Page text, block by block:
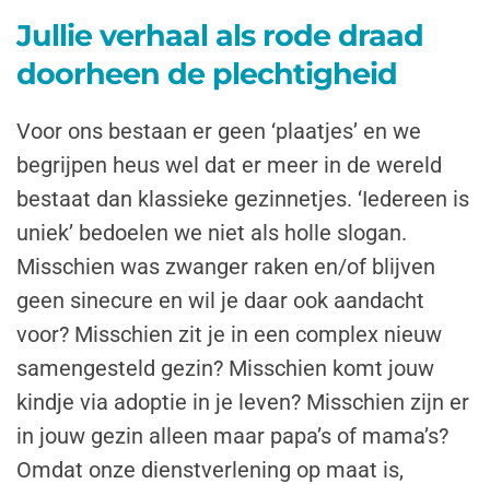
Jullie verhaal als rode draad
doorheen de plechtigheid
Voor ons bestaan er geen ‘plaatjes’ en we
begrijpen heus wel dat er meer in de wereld
bestaat dan klassieke gezinnetjes. ‘Iedereen is
uniek’ bedoelen we niet als holle slogan.
Misschien was zwanger raken en/of blijven
geen sinecure en wil je daar ook aandacht
voor? Misschien zit je in een complex nieuw
samengesteld gezin? Misschien komt jouw
kindje via adoptie in je leven? Misschien zijn er
in jouw gezin alleen maar papa’s of mama’s?
Omdat onze dienstverlening op maat is,